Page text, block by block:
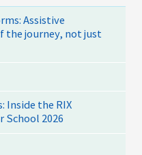
Assistive
the journey, not just
Inside the RIX
School 2026